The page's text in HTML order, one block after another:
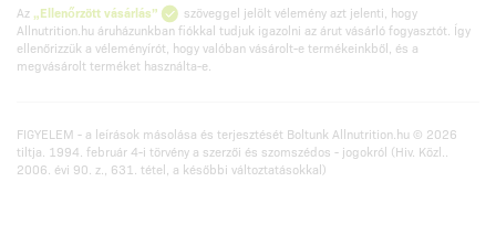
Az „Ellenőrzött vásárlás”
szöveggel jelölt vélemény azt jelenti, hogy
Allnutrition.hu áruházunkban fiókkal tudjuk igazolni az árut vásárló fogyasztót. Így
ellenőrizzük a véleményírót, hogy valóban vásárolt-e termékeinkből, és a
megvásárolt terméket használta-e.
FIGYELEM - a leírások másolása és terjesztését Boltunk Allnutrition.hu © 2026
tiltja. 1994. február 4-i törvény a szerzői és szomszédos - jogokról (Hiv. Közl..
2006. évi 90. z., 631. tétel, a későbbi változtatásokkal)